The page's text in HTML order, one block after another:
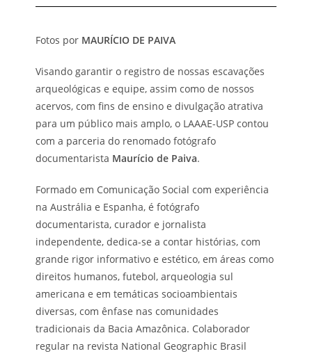
Fotos por MAURÍCIO DE PAIVA
Visando garantir o registro de nossas escavações
arqueológicas e equipe, assim como de nossos
acervos, com fins de ensino e divulgação atrativa
para um público mais amplo, o LAAAE-USP contou
com a parceria do renomado fotógrafo
documentarista Maurício de Paiva.
Formado em Comunicação Social com experiência
na Austrália e Espanha, é fotógrafo
documentarista, curador e jornalista
independente, dedica-se a contar histórias, com
grande rigor informativo e estético, em áreas como
direitos humanos, futebol, arqueologia sul
americana e em temáticas socioambientais
diversas, com ênfase nas comunidades
tradicionais da Bacia Amazônica. Colaborador
regular na revista National Geographic Brasil